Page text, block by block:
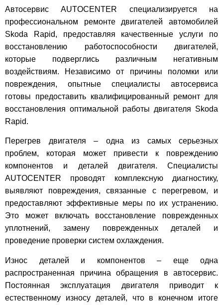
Автосервис AUTOCENTER специализируется на
профессиональном ремонте двигателей автомобилей
Skoda Rapid, предоставляя качественные услуги по
восстановлению работоспособности двигателей,
которые подверглись различным негативным
воздействиям. Независимо от причины поломки или
повреждения, опытные специалисты автосервиса
готовы предоставить квалифицированный ремонт для
восстановления оптимальной работы двигателя Skoda
Rapid.
Перегрев двигателя – одна из самых серьезных
проблем, которая может привести к повреждению
компонентов и деталей двигателя. Специалисты
AUTOCENTER проводят комплексную диагностику,
выявляют повреждения, связанные с перегревом, и
предоставляют эффективные меры по их устранению.
Это может включать восстановление поврежденных
уплотнений, замену поврежденных деталей и
проведение проверки систем охлаждения.
Износ деталей и компонентов – еще одна
распространенная причина обращения в автосервис.
Постоянная эксплуатация двигателя приводит к
естественному износу деталей, что в конечном итоге